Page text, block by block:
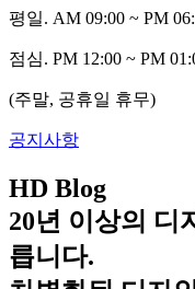
평일. AM 09:00 ~ PM
점심. PM 12:00 ~ PM
(주말, 공휴일 휴무)
공지사항
HD Blog
20년 이상의 디
릅니다.